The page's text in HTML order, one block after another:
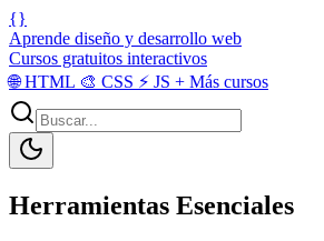
{}
Aprende diseño y desarrollo web
Cursos gratuitos interactivos
🌐HTML 🎨 CSS ⚡ JS + Más cursos
Herramientas Esenciales